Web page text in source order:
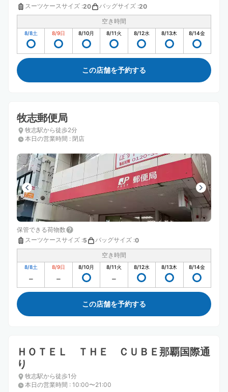
スーツケースサイズ :20 バッグサイズ :20
空き時間
8/8土 8/9日 8/10月 8/11火 8/12水 8/13木 8/14金
この店舗を予約する
牧志郵便局
牧志駅から徒歩2分
本日の営業時間 : 閉店
保管できる荷物数
スーツケースサイズ :5 バッグサイズ :0
空き時間
8/8土 8/9日 8/10月 8/11火 8/12水 8/13木 8/14金
この店舗を予約する
ＨＯＴＥＬ ＴＨＥ ＣＵＢＥ那覇国際通
り
牧志駅から徒歩1分
本日の営業時間 : 10:00〜21:00